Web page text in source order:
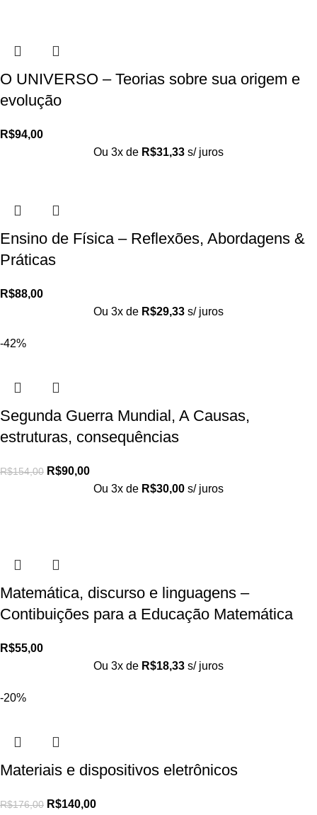
O UNIVERSO – Teorias sobre sua origem e
evolução
R$94,00
Ou 3x de R$31,33 s/ juros
Ensino de Física – Reflexões, Abordagens &
Práticas
R$88,00
Ou 3x de R$29,33 s/ juros
-42%
Segunda Guerra Mundial, A Causas,
estruturas, consequências
R$154,00 R$90,00
Ou 3x de R$30,00 s/ juros
Matemática, discurso e linguagens –
Contibuições para a Educação Matemática
R$55,00
Ou 3x de R$18,33 s/ juros
-20%
Materiais e dispositivos eletrônicos
R$176,00 R$140,00